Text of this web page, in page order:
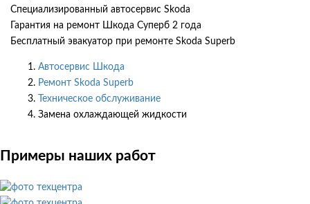
Специализированный автосервис Skoda
Гарантия на ремонт Шкода Суперб 2 года
Бесплатный эвакуатор при ремонте Skoda Superb
Автосервис Шкода
Ремонт Skoda Superb
Техническое обслуживание
Замена охлаждающей жидкости
Примеры наших работ